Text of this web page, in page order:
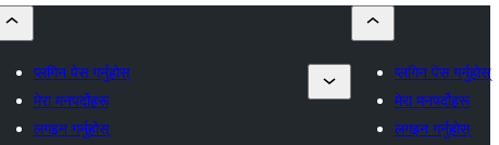
प्लगिन पेस गर्नुहोस्
मेरा मनपर्दोहरू
लगइन गर्नुहोस्
प्लगिन पेस गर्नुहोस्
मेरा मनपर्दोहरू
लगइन गर्नुहोस्